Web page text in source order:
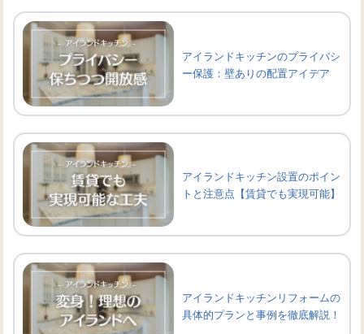
アイランドキッチンのプライバシ
ー保護：壁ありの配置アイデア
アイランドキッチン設置のポイン
トと注意点【賃貸でも実現可能】
アイランドキッチンリフォームの
具体的プランと事例を徹底解説！